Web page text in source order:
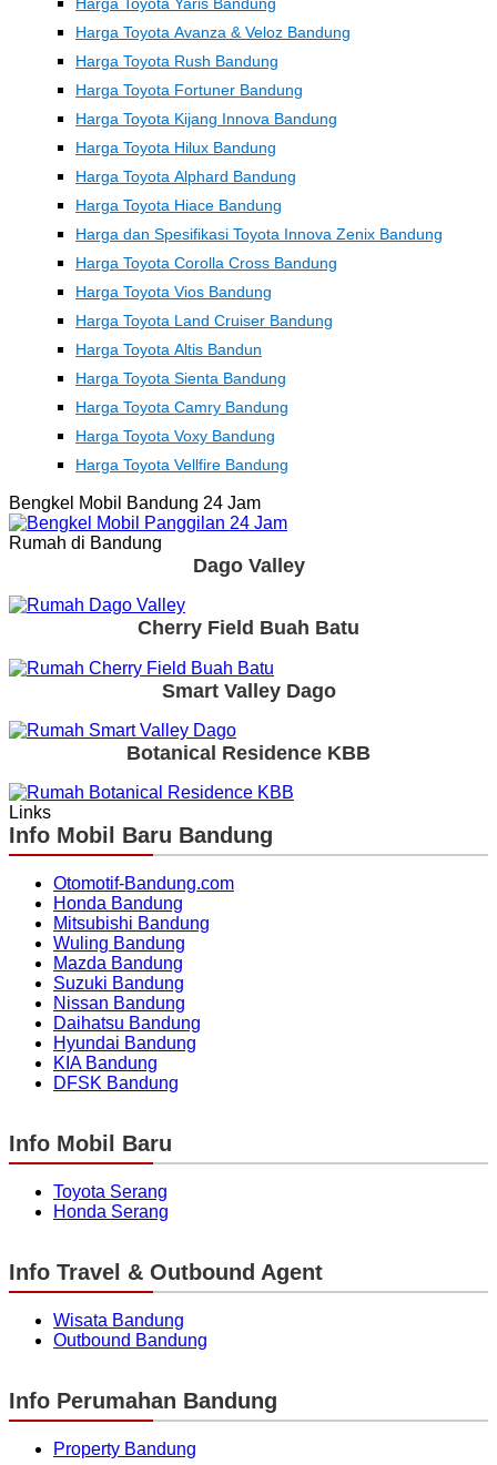
Harga Toyota Yaris Bandung
Harga Toyota Avanza & Veloz Bandung
Harga Toyota Rush Bandung
Harga Toyota Fortuner Bandung
Harga Toyota Kijang Innova Bandung
Harga Toyota Hilux Bandung
Harga Toyota Alphard Bandung
Harga Toyota Hiace Bandung
Harga dan Spesifikasi Toyota Innova Zenix Bandung
Harga Toyota Corolla Cross Bandung
Harga Toyota Vios Bandung
Harga Toyota Land Cruiser Bandung
Harga Toyota Altis Bandun
Harga Toyota Sienta Bandung
Harga Toyota Camry Bandung
Harga Toyota Voxy Bandung
Harga Toyota Vellfire Bandung
Bengkel Mobil Bandung 24 Jam
Rumah di Bandung
Dago Valley
Cherry Field Buah Batu
Smart Valley Dago
Botanical Residence KBB
Links
Info Mobil Baru Bandung
Otomotif-Bandung.com
Honda Bandung
Mitsubishi Bandung
Wuling Bandung
Mazda Bandung
Suzuki Bandung
Nissan Bandung
Daihatsu Bandung
Hyundai Bandung
KIA Bandung
DFSK Bandung
Info Mobil Baru
Toyota Serang
Honda Serang
Info Travel & Outbound Agent
Wisata Bandung
Outbound Bandung
Info Perumahan Bandung
Property Bandung